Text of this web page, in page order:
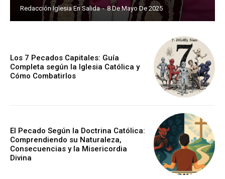
Redacción Iglesia En Salida - 8 De Mayo De 2025
Los 7 Pecados Capitales: Guía
Completa según la Iglesia Católica y
Cómo Combatirlos
El Pecado Según la Doctrina Católica:
Comprendiendo su Naturaleza,
Consecuencias y la Misericordia
Divina